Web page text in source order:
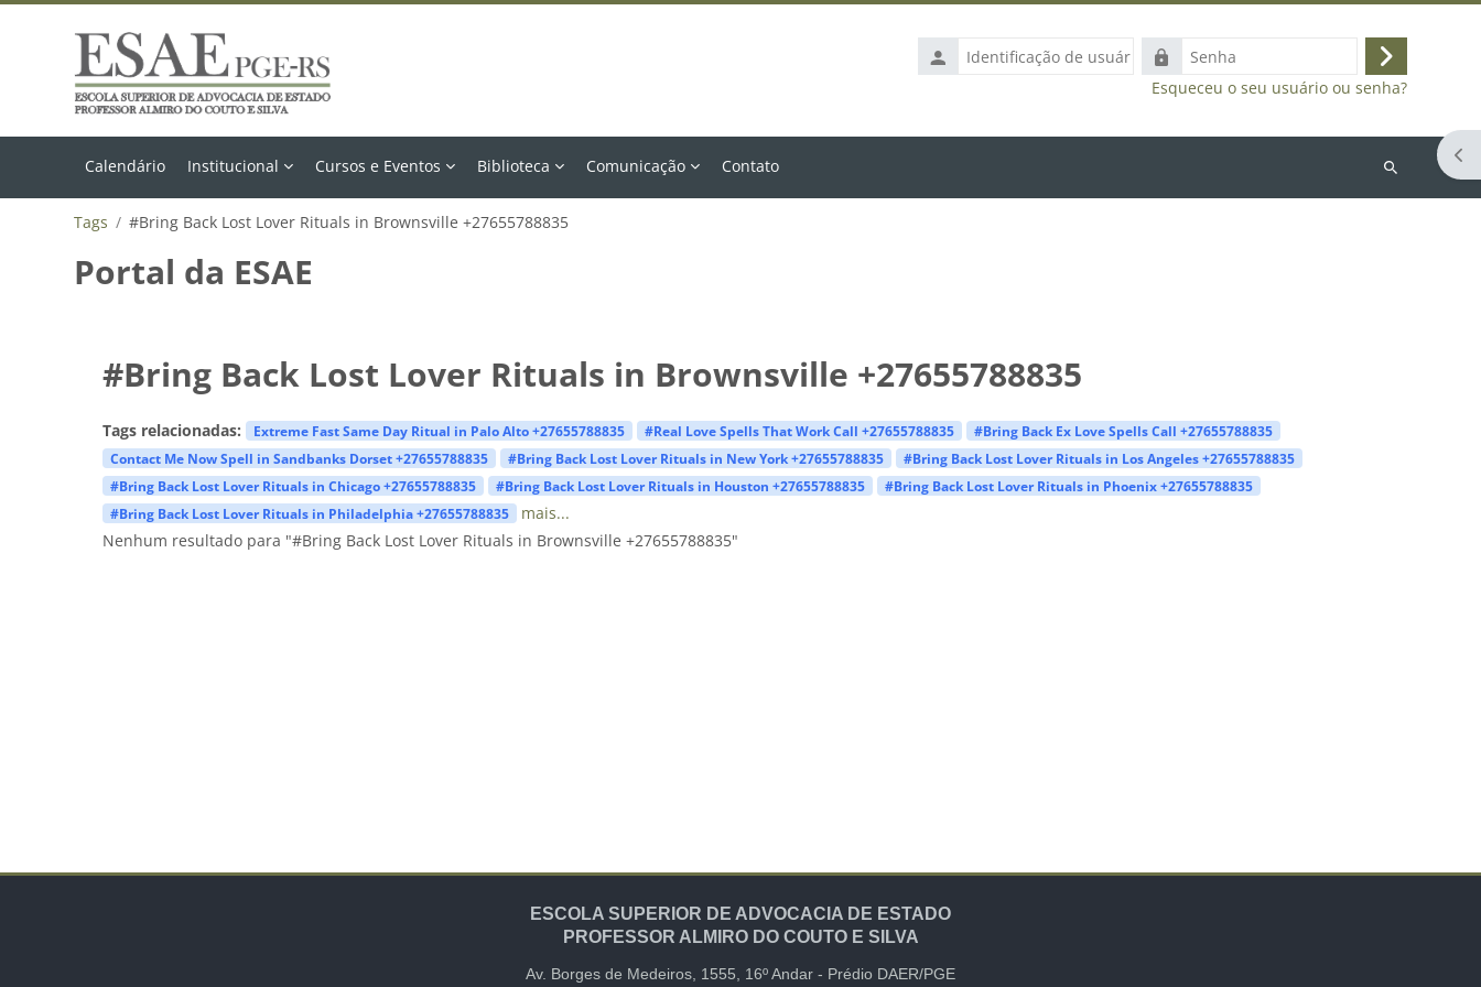
Identificação
de
Senha
Acessar
Esqueceu o seu usuário ou senha?
Calendário Institucional Cursos e Eventos Biblioteca Comunicação Contato
Buscar
Tags #Bring Back Lost Lover Rituals in Brownsville +27655788835
Portal da ESAE
#Bring Back Lost Lover Rituals in Brownsville +27655788835
Tags relacionadas: Extreme Fast Same Day Ritual in Palo Alto +27655788835 #Real Love Spells That Work Call +27655788835
#Bring Back Ex Love Spells Call +27655788835
Contact Me Now Spell in Sandbanks Dorset +27655788835
#Bring Back Lost Lover Rituals in New York +27655788835
#Bring Back Lost Lover Rituals in Los Angeles +27655788835
#Bring Back Lost Lover Rituals in Chicago +27655788835
#Bring Back Lost Lover Rituals in Houston +27655788835
#Bring Back Lost Lover Rituals in Phoenix +27655788835
#Bring Back Lost Lover Rituals in Philadelphia +27655788835
mais...
Nenhum resultado para "#Bring Back Lost Lover Rituals in Brownsville +27655788835"
ESCOLA SUPERIOR DE ADVOCACIA DE ESTADO
PROFESSOR ALMIRO DO COUTO E SILVA
Av. Borges de Medeiros, 1555, 16º Andar - Prédio DAER/PGE